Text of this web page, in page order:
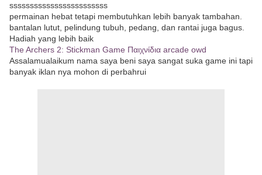
ssssssssssssssssssssssss
permainan hebat tetapi membutuhkan lebih banyak tambahan.
bantalan lutut, pelindung tubuh, pedang, dan rantai juga bagus.
Hadiah yang lebih baik
The Archers 2: Stickman Game Παιχνίδια arcade owd
Assalamualaikum nama saya beni saya sangat suka game ini tapi
banyak iklan nya mohon di perbahrui